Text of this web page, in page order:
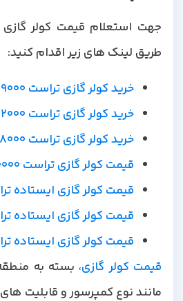
جهت استعلام قیمت کولر گازی
طریق لینک های زیر اقدام کنید:
خرید کولر گازی تراست 9000
خرید کولر گازی تراست 12000
خرید کولر گازی تراست 18000
قیمت کولر گازی تراست 30000
قیمت کولر گازی ایستاده تراست
قیمت کولر گازی ایستاده تراست
قیمت کولر گازی ایستاده تراست
قیمت کولر گازی، بسته به منطقه
مانند نوع کمپرسور و قابلیت های